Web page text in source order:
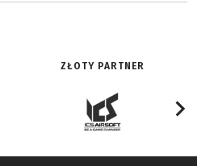
ZŁOTY PARTNER